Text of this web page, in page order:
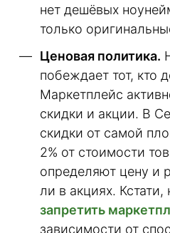
нет дешёвых
только
Ценовая политика.
побеждает тот, кто
Маркетплейс
скидки и акции. В
скидки от самой
2% от стоимости
определяют цену и
ли в акциях.
запретить
зависимости от